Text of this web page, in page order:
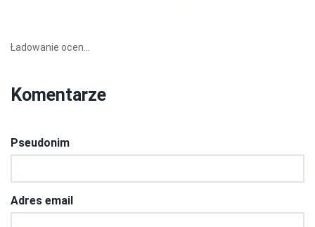
Ładowanie ocen...
Komentarze
Pseudonim
Adres email